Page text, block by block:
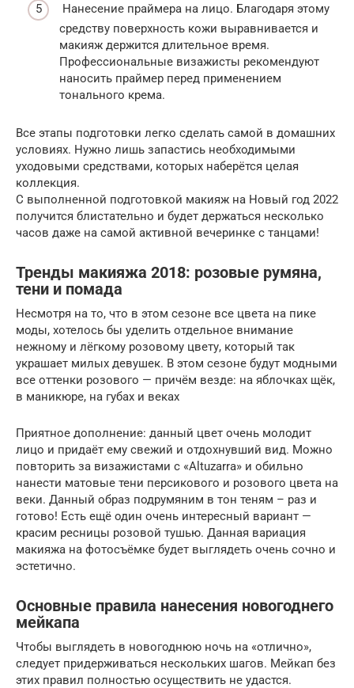
Нанесение праймера на лицо. Благодаря этому
средству поверхность кожи выравнивается и
макияж держится длительное время.
Профессиональные визажисты рекомендуют
наносить праймер перед применением
тонального крема.
Все этапы подготовки легко сделать самой в домашних
условиях. Нужно лишь запастись необходимыми
уходовыми средствами, которых наберётся целая
коллекция.
С выполненной подготовкой макияж на Новый год 2022
получится блистательно и будет держаться несколько
часов даже на самой активной вечеринке с танцами!
Тренды макияжа 2018: розовые румяна,
тени и помада
Несмотря на то, что в этом сезоне все цвета на пике
моды, хотелось бы уделить отдельное внимание
нежному и лёгкому розовому цвету, который так
украшает милых девушек. В этом сезоне будут модными
все оттенки розового — причём везде: на яблочках щёк,
в маникюре, на губах и веках
Приятное дополнение: данный цвет очень молодит
лицо и придаёт ему свежий и отдохнувший вид. Можно
повторить за визажистами с «Altuzarra» и обильно
нанести матовые тени персикового и розового цвета на
веки. Данный образ подрумяним в тон теням – раз и
готово! Есть ещё один очень интересный вариант —
красим ресницы розовой тушью. Данная вариация
макияжа на фотосъёмке будет выглядеть очень сочно и
эстетично.
Основные правила нанесения новогоднего
мейкапа
Чтобы выглядеть в новогоднюю ночь на «отлично»,
следует придерживаться нескольких шагов. Мейкап без
этих правил полностью осуществить не удастся.